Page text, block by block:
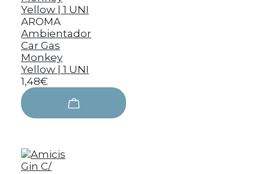
AROMA
Ambientador
Car Gas
Monkey
Yellow | 1 UNI
1,48€